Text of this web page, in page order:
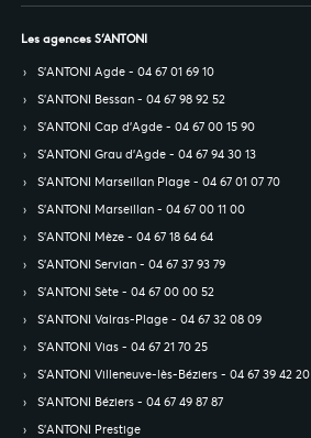
Les agences S’ANTONI
S’ANTONI Agde - 04 67 01 69 10
S’ANTONI Bessan - 04 67 98 92 52
S’ANTONI Cap d'Agde - 04 67 00 15 90
S’ANTONI Grau d'Agde - 04 67 94 30 13
S’ANTONI Marseillan Plage - 04 67 01 07 70
S’ANTONI Marseillan - 04 67 00 11 00
S’ANTONI Mèze - 04 67 18 64 64
S’ANTONI Servian - 04 67 37 93 79
S’ANTONI Sète - 04 67 00 00 52
S’ANTONI Valras-Plage - 04 67 32 08 09
S’ANTONI Vias - 04 67 21 70 25
S’ANTONI Villeneuve-lès-Béziers - 04 67 39 42 20
S’ANTONI Béziers - 04 67 49 87 87
S’ANTONI Prestige